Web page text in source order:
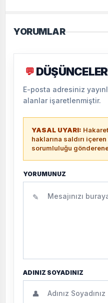
YORUMLAR
💬
E-posta adresiniz
alanlar işaretlenmiştir.
YASAL UYARI:
haklarına saldırı
sorumluluğu
YORUMUNUZ
✎
ADINIZ SOYADINIZ
👤